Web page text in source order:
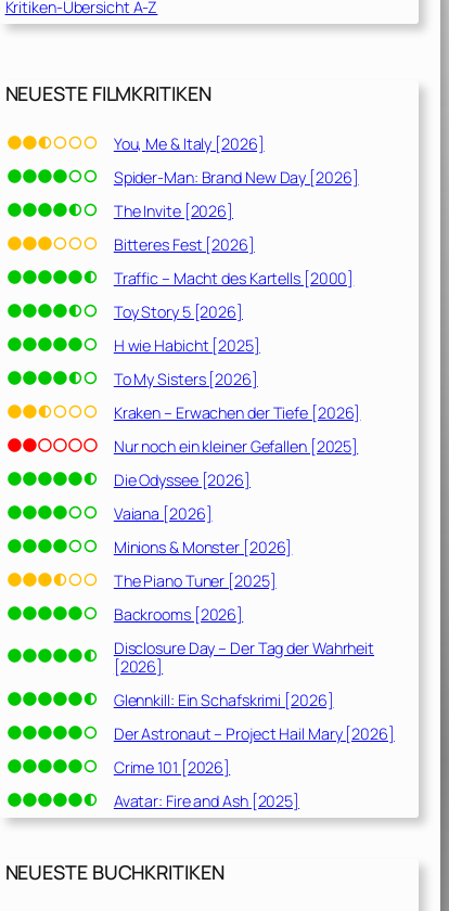
Kritiken-Übersicht A-Z
NEUESTE FILMKRITIKEN
You, Me & Italy [2026]
Spider-Man: Brand New Day [2026]
The Invite [2026]
Bitteres Fest [2026]
Traffic – Macht des Kartells [2000]
Toy Story 5 [2026]
H wie Habicht [2025]
To My Sisters [2026]
Kraken – Erwachen der Tiefe [2026]
Nur noch ein kleiner Gefallen [2025]
Die Odyssee [2026]
Vaiana [2026]
Minions & Monster [2026]
The Piano Tuner [2025]
Backrooms [2026]
Disclosure Day – Der Tag der Wahrheit
[2026]
Glennkill: Ein Schafskrimi [2026]
Der Astronaut – Project Hail Mary [2026]
Crime 101 [2026]
Avatar: Fire and Ash [2025]
NEUESTE BUCHKRITIKEN